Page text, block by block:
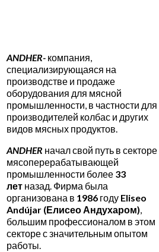
ANDHER- компания,
специализирующаяся на
производстве и продаже
оборудования для мясной
промышленности, в частности для
производителей колбас и других
видов мясных продуктов.
ANDHER начал свой путь в секторе
мясоперерабатывающей
промышленности более 33
лет назад. Фирма была
организована в 1986 году Eliseo
Andújar (Елисео Андухаром),
большим профессионалом в этом
секторе с значительным опытом
работы.